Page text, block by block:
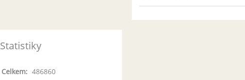
Statistiky
Celkem: 486860